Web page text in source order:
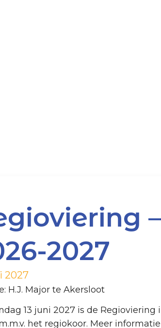
2027
2027
H.J. Major te Akersloot
13 juni 2027 is de
het regiokoor. Meer